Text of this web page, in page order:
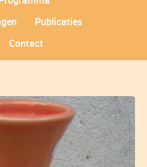
Publicaties
Contact